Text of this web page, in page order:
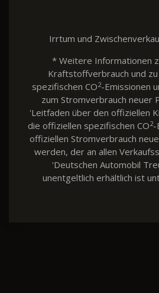
Irrtum und
* Weitere Informationen
Kraftstoffverbrauch und
spezifischen CO2-Emissionen
zum Stromverbrauch neuer
'Leitfaden über den offiziellen
die offiziellen spezifischen CO2-
offiziellen Stromverbrauch
werden, der an allen
'Deutschen Automobil
unentgeltlich erhältlich ist